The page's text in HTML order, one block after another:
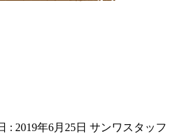
: 2019年6月25日 サンワスタッフ